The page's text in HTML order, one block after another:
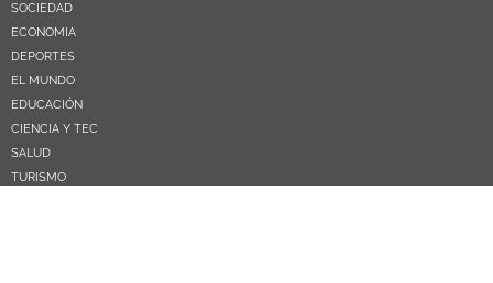
SOCIEDAD
ECONOMIA
DEPORTES
EL MUNDO
EDUCACIÓN
CIENCIA Y TEC
SALUD
TURISMO